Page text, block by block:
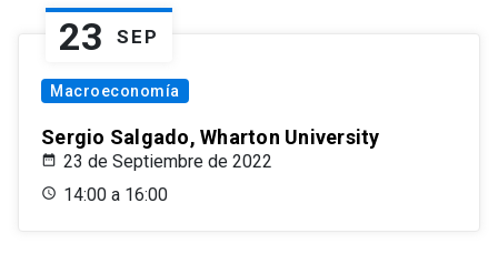
23 SEP
Macroeconomía
Sergio Salgado, Wharton University
23 de Septiembre de 2022
14:00 a 16:00